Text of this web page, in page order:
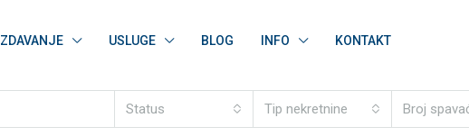
IZDAVANJE USLUGE BLOG INFO KONTAKT
Status Tip nekretnine Broj